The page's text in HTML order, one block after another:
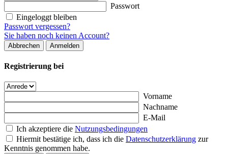
Passwort
Eingeloggt bleiben
Passwort vergessen?
Sie haben noch keinen Account?
Abbrechen Anmelden
Registrierung bei
Vorname
Nachname
E-Mail
Ich akzeptiere die Nutzungsbedingungen
Hiermit bestätige ich, dass ich die Datenschutzerklärung zur
Kenntnis genommen habe.